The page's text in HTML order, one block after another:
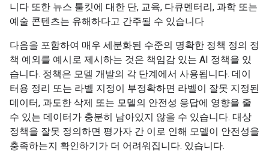
니다 또한 뉴스 툴킷에 대한 단, 교육, 다큐멘터리, 과학 또는
예술 콘텐츠는 유해하다고 간주될 수 있습니다
다음을 포함하여 매우 세분화된 수준의 명확한 정책 정의 정
책 예외를 예시로 제시하는 것은 책임감 있는 AI 정책을 있
습니다. 정책은 모델 개발의 각 단계에서 사용됩니다. 데이
터용 정리 또는 라벨 지정이 부정확하면 라벨이 잘못 지정된
데이터, 과도한 삭제 또는 모델의 안전성 응답에 영향을 줄
수 있는 데이터가 충분히 남아있지 않을 수 있습니다. 대상
정책을 잘못 정의하면 평가자 간 이로 인해 모델이 안전성을
충족하는지 확인하기가 더 어려워집니다. 있습니다.